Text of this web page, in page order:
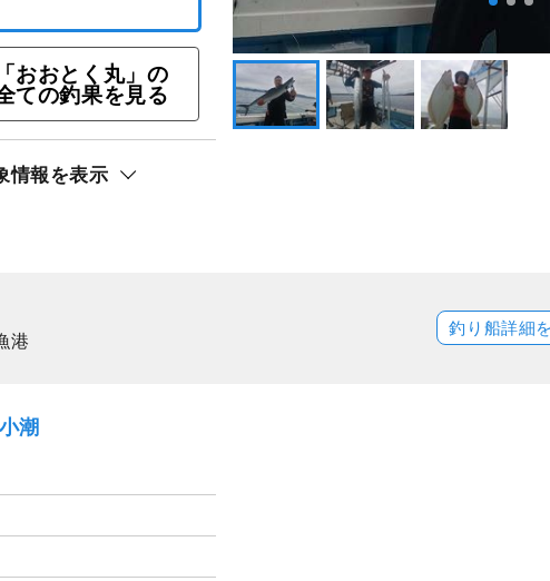
ラン☆6名様より11,00
還元
おおとく丸」の
ての釣果を見る
情報を表示
港
釣り船詳細
潮